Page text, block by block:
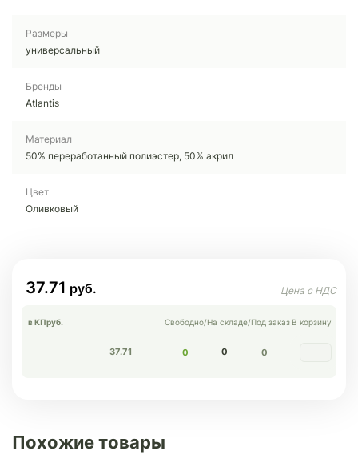
Размеры
универсальный
Бренды
Atlantis
Материал
50% переработанный полиэстер, 50% акрил
Цвет
Оливковый
37.71
в КПруб. Свободно/На складе/Под заказ В корзину
37.71 0 0 0
Похожие товары